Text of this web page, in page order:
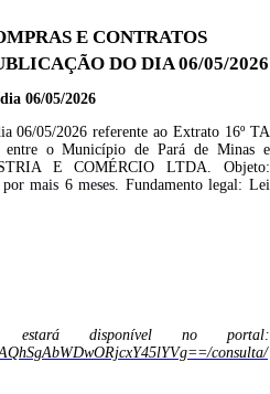
E CONTRATOS
DO DIA 06/05/2026
06/05/2026
06/05/2026 referente aoExtrato 16º TA
entre o Município de Pará de Minas e
E COMÉRCIO LTDA. Objeto:
mais 6 meses. Fundamento legal: Lei
disponível no portal:
consulta/